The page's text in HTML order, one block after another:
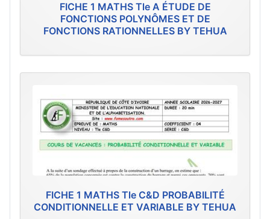
FICHE 1 MATHS Tle A ÉTUDE DE
FONCTIONS POLYNÔMES ET DE
FONCTIONS RATIONNELLES BY TEHUA
FICHE 1 MATHS Tle C&D PROBABILITÉ
CONDITIONNELLE ET VARIABLE BY TEHUA